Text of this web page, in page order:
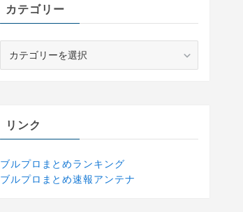
カテゴリー
リンク
ブルプロまとめランキング
ブルプロまとめ速報アンテナ